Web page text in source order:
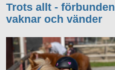
Trots allt - förbunden
vaknar och vänder